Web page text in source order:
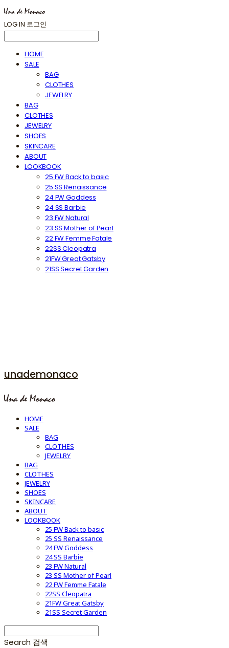
LOG IN 로그인
HOME
SALE
BAG
CLOTHES
JEWELRY
BAG
CLOTHES
JEWELRY
SHOES
SKINCARE
ABOUT
LOOKBOOK
25 FW Back to basic
25 SS Renaissance
24 FW Goddess
24 SS Barbie
23 FW Natural
23 SS Mother of Pearl
22 FW Femme Fatale
22SS Cleopatra
21FW Great Gatsby
21SS Secret Garden
unademonaco
HOME
SALE
BAG
CLOTHES
JEWELRY
BAG
CLOTHES
JEWELRY
SHOES
SKINCARE
ABOUT
LOOKBOOK
25 FW Back to basic
25 SS Renaissance
24 FW Goddess
24 SS Barbie
23 FW Natural
23 SS Mother of Pearl
22 FW Femme Fatale
22SS Cleopatra
21FW Great Gatsby
21SS Secret Garden
Search 검색